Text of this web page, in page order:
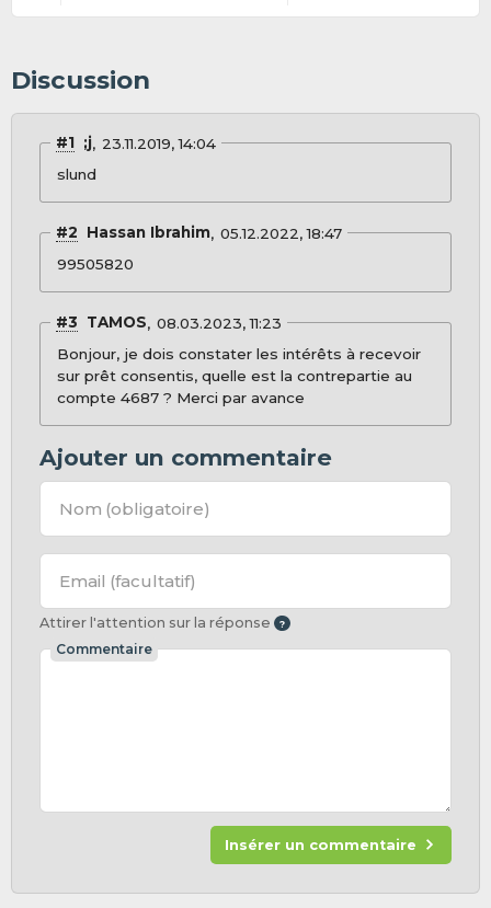
Discussion
#1 ;j
23.11.2019, 14:04
slund
#2 Hassan Ibrahim 05.12.2022, 18:47
99505820
#3 TAMOS
08.03.2023, 11:23
Bonjour, je dois constater les intérêts à recevoir
sur prêt consentis, quelle est la contrepartie au
compte 4687 ? Merci par avance
Ajouter un commentaire
Nom (obligatoire)
Email (facultatif)
Attirer l'attention sur la réponse
Commentaire
Insérer un commentaire